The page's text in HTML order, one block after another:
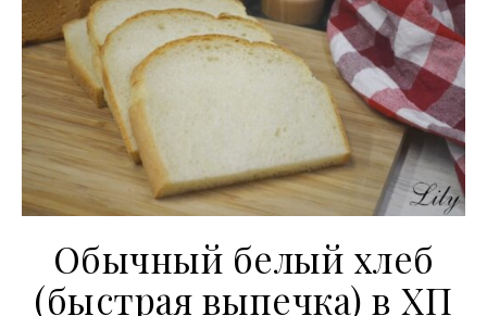
Обычный белый хлеб
(быстрая выпечка) в ХП